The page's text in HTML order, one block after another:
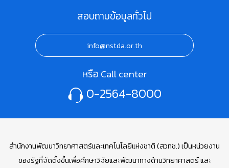
สอบถามข้อมูลทั่วไป
info@nstda.or.th
หรือ Call center
0-2564-8000
สำนักงานพัฒนาวิทยาศาสตร์และเทคโนโลยีแห่งชาติ (สวทช.) เป็นหน่วยงาน
ของรัฐที่จัดตั้งขึ้นเพื่อศึกษาวิจัยและพัฒนาทางด้านวิทยาศาสตร์ และ